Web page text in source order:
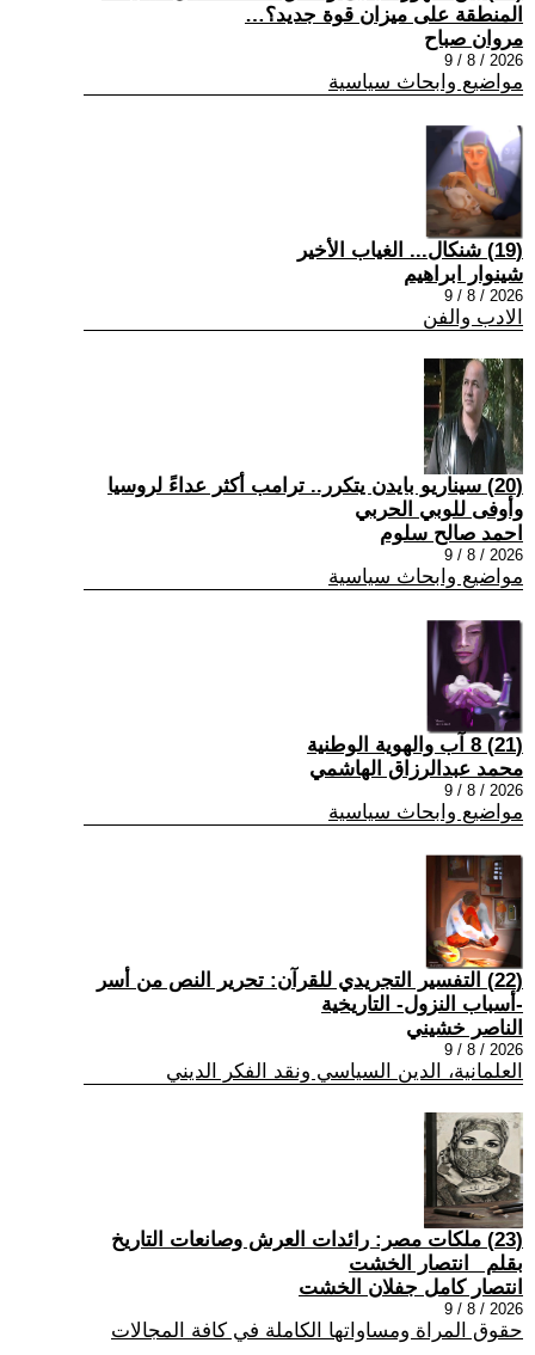
المنطقة على ميزان قوة جديد؟…
مروان صباح
2026 / 8 / 9
مواضيع وابحاث سياسية
(19) شنكال... الغياب الأخير
شينوار ابراهيم
2026 / 8 / 9
الادب والفن
(20) سيناريو بايدن يتكرر.. ترامب أكثر عداءً لروسيا
وأوفى للوبي الحربي
احمد صالح سلوم
2026 / 8 / 9
مواضيع وابحاث سياسية
(21) 8 آب والهوية الوطنية
محمد عبدالرزاق الهاشمي
2026 / 8 / 9
مواضيع وابحاث سياسية
(22) التفسير التجريدي للقرآن: تحرير النص من أسر
-أسباب النزول- التاريخية
الناصر خشيني
2026 / 8 / 9
العلمانية، الدين السياسي ونقد الفكر الديني
(23) ملكات مصر: رائدات العرش وصانعات التاريخ
بقلم _انتصار الخشت
انتصار كامل جفلان الخشت
2026 / 8 / 9
حقوق المراة ومساواتها الكاملة في كافة المجالات